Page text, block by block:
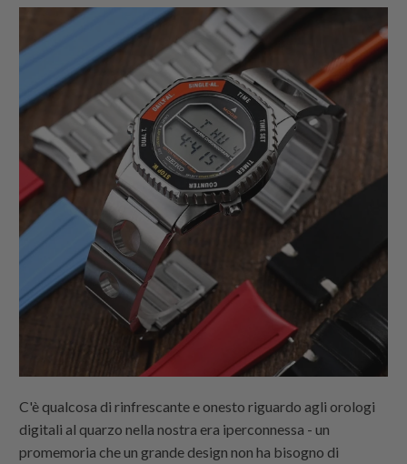
C'è qualcosa di rinfrescante e onesto riguardo agli orologi
digitali al quarzo nella nostra era iperconnessa - un
promemoria che un grande design non ha bisogno di